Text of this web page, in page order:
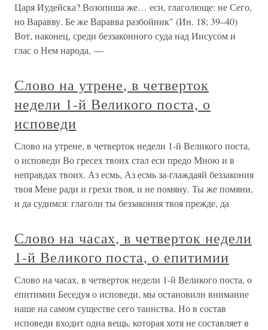
Царя Иудейска? Возопиша же… еси, глаголюще: не Сего,
но Варавву. Бе же Варавва разбойник" (Ин. 18; 39–40)
Вот, наконец, среди беззаконного суда над Иисусом и
глас о Нем народа, —
Слово на утрене, в четверток
недели 1-й Великого поста, о
исповеди
Слово на утрене, в четверток недели 1-й Великого поста,
о исповеди Во гресех твоих стал еси предо Мною и в
неправдах твоих. Аз есмь, Аз есмь за-глаждаяй беззакония
твоя Мене ради и грехи твоя, и не помяну. Ты же помяни,
и да судимся: глаголи ты беззакония твоя прежде, да
Слово на часах, в четверток недели
1-й Великого поста, о епитимии
Слово на часах, в четверток недели 1-й Великого поста, о
епитимии Беседуя о исповеди, мы остановили внимание
наше на самом существе сего таинства. Но в состав
исповеди входит одна вещь, которая хотя не составляет в